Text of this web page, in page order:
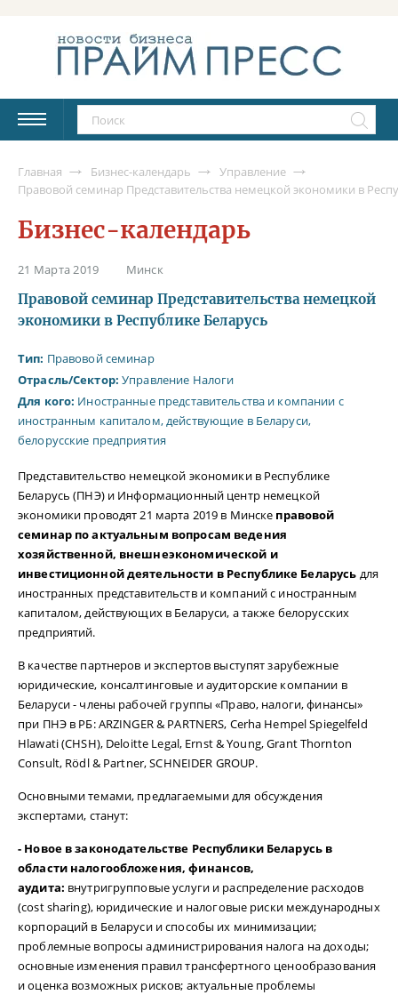
Главная Бизнес-календарь
Управление
Правовой семинар Представительства немецкой экономики в
Бизнес-календарь
21 Марта 2019 Минск
Правовой семинар Представительства немецкой
экономики в Республике Беларусь
Тип: Правовой семинар
Отрасль/Сектор: Управление Налоги
Для кого: Иностранные представительства и компании с
иностранным капиталом, действующие в Беларуси,
белорусские предприятия
Представительство немецкой экономики в Республике
Беларусь (ПНЭ) и Информационный центр немецкой
экономики проводят 21 марта 2019 в Минске правовой
семинар по актуальным вопросам ведения
хозяйственной, внешнеэкономической и
инвестиционной деятельности в Республике Беларусь для
иностранных представительств и компаний с иностранным
капиталом, действующих в Беларуси, а также белорусских
предприятий.
В качестве партнеров и экспертов выступят зарубежные
юридические, консалтинговые и аудиторские компании в
Беларуси - члены рабочей группы «Право, налоги, финансы»
при ПНЭ в РБ: ARZINGER & PARTNERS, Cerha Hempel Spiegelfeld
Hlawati (CHSH), Deloitte Legal, Ernst & Young, Grant Thornton
Consult, Rödl & Partner, SCHNEIDER GROUP.
Основными темами, предлагаемыми для обсуждения
экспертами, станут:
- Новое в законодательстве Республики Беларусь в
области налогообложения, финансов,
аудита: внутригрупповые услуги и распределение расходов
(cost sharing), юридические и налоговые риски международных
корпораций в Беларуси и способы их минимизации;
проблемные вопросы администрирования налога на доходы;
основные изменения правил трансфертного ценообразования
и оценка возможных рисков; актуальные проблемы